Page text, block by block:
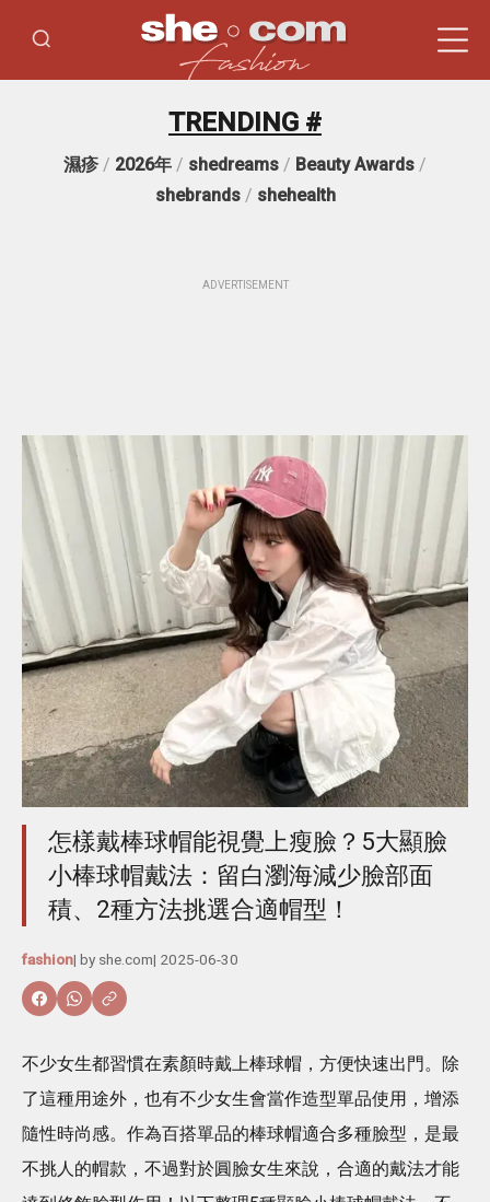
TRENDING #
濕疹 / 2026年 / shedreams / Beauty Awards /
shebrands/ shehealth
ADVERTISEMENT
怎樣戴棒球帽能視覺上瘦臉？5大顯臉
小棒球帽戴法：留白瀏海減少臉部面
積、2種方法挑選合適帽型！
fashion| by she.com| 2025-06-30
不少女生都習慣在素顏時戴上棒球帽，方便快速出門。除
了這種用途外，也有不少女生會當作造型單品使用，增添
隨性時尚感。作為百搭單品的棒球帽適合多種臉型，是最
不挑人的帽款，不過對於圓臉女生來說，合適的戴法才能